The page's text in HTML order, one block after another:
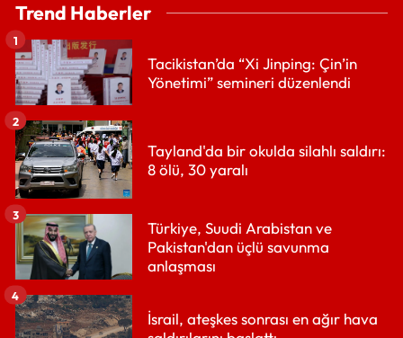
Trend Haberler
Tacikistan’da “Xi Jinping: Çin’in
Yönetimi” semineri düzenlendi
1
Tayland'da bir okulda silahlı saldırı:
8 ölü, 30 yaralı
2
Türkiye, Suudi Arabistan ve
Pakistan'dan üçlü savunma
anlaşması
3
İsrail, ateşkes sonrası en ağır hava
4